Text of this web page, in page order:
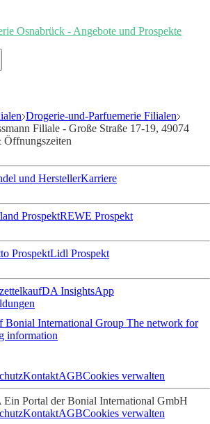
Osnabrück - Angebote und Prospekte
Drogerie-und-Parfuemerie Filialen
Filiale - Große Straße 17-19, 49074
Öffnungszeiten
und HerstellerKarriere
ProspektREWE Prospekt
ProspektLidl Prospekt
kaufDA InsightsApp
Bonial International Group The network for
information
KontaktAGBCookies verwalten
Portal der Bonial International GmbH
KontaktAGBCookies verwalten